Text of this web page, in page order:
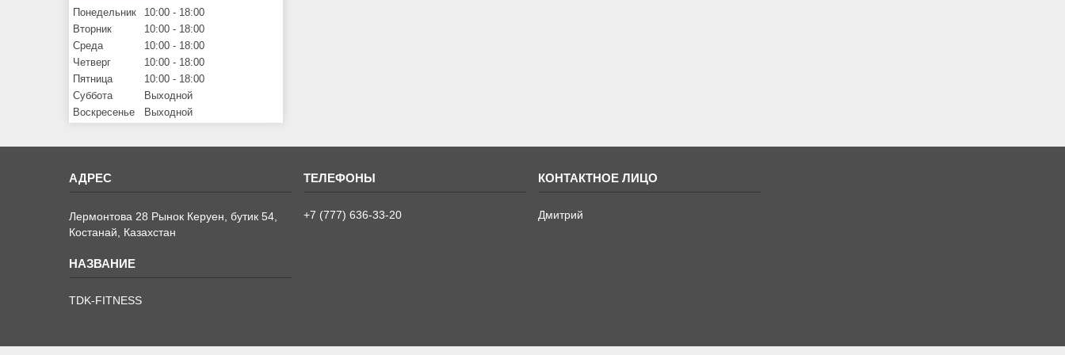
Понедельник 10:00
18:00
Вторник
10:00
18:00
Среда
10:00
18:00
Четверг
10:00
18:00
Пятница
10:00
18:00
Суббота
Выходной
Воскресенье
Выходной
Лермонтова 28 Рынок Керуен, бутик 54,
Костанай, Казахстан
TDK-FITNESS
+7 (777) 636-33-20 Дмитрий